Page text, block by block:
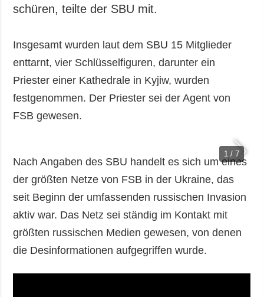
Video
schüren, teilte der SBU mit.
Insgesamt wurden laut dem SBU 15 Mitglieder
enttarnt, vier Schlüsselfiguren, darunter ein
Priester einer Kathedrale in Kyjiw, wurden
festgenommen. Der Priester sei der Agent von
FSB gewesen.
1 / 7
Nach Angaben des SBU handelt es sich um eines
der größten Netze von FSB in der Ukraine, das
seit Beginn der umfassenden russischen Invasion
aktiv war. Das Netz sei ständig im Kontakt mit
größten russischen Medien gewesen, von denen
die Desinformationen aufgegriffen wurde.